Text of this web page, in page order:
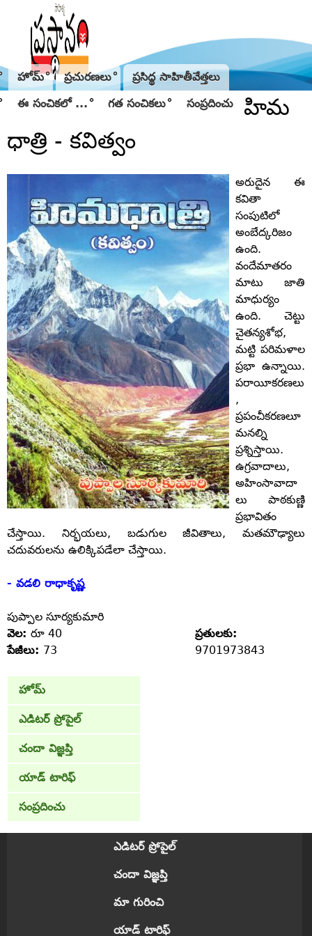
హోమ్ ప్రచురణలు ప్రసిద్థ సాహితీవేత్తలు
ఈ సంచికలో ... గత సంచికలు సంప్రదించు
హిమ
ధాత్రి - కవిత్వం
అరుదైన ఈ
కవితా
సంపుటిలో
అంబేద్కరిజం
ఉంది.
వందేమాతరం
మాటు జాతి
మాధుర్యం
ఉంది. చెట్టు
చైతన్యశోభ,
మట్టి పరిమళాల
ప్రభా ఉన్నాయి.
పరాయీకరణలు
,
ప్రపంచీకరణలూ
మనల్ని
ప్రశ్నిస్తాయి.
ఉగ్రవాదాలు,
అహింసావాదా
లు పాఠకుణ్ణి
ప్రభావితం
చేస్తాయి. నిర్భయలు, బడుగుల జీవితాలు, మతమౌఢ్యాలు
చదువరులను ఉలిక్కిపడేలా చేస్తాయి.
- వడలి రాధాకృష్ణ
పుప్పాల సూర్యకుమారి
వెల: రూ 40
పేజీలు: 73
ప్రతులకు:
9701973843
హోమ్
ఎడిటర్ ప్రోపైల్
చందా విజ్ఞప్తి
యాడ్ టారిఫ్
సంప్రదించు
ఎడిటర్ ప్రోపైల్
చందా విజ్ఞప్తి
మా గురించి
యాడ్ టారిఫ్